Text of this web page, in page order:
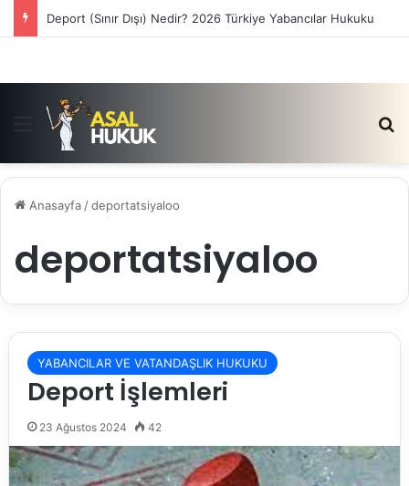
Deport (Sınır Dışı) Nedir? 2026 Türkiye Yabancılar Hukuku
Menü
Anasayfa /deportatsiyaloo
deportatsiyaloo
YABANCILAR VE VATANDAŞLIK HUKUKU
Deport İşlemleri
23 Ağustos 2024 42